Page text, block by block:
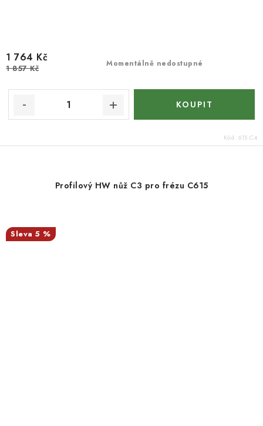
Momentálně nedostupné
1 764 Kč
1 857 Kč
Kód: 615.C4
Profilový HW nůž C3 pro frézu C615
5 %